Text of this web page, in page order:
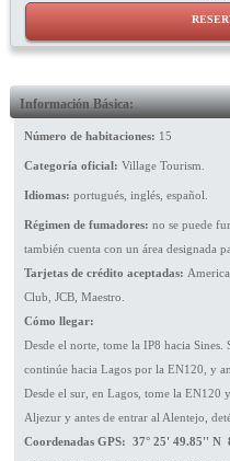
Información Básica:
Número de habitaciones: 15
Categoría oficial: Village Tourism.
Idiomas: portugués, inglés, español.
Régimen de fumadores: no se puede
también cuenta con un área designada
Tarjetas de crédito aceptadas:
Club, JCB, Maestro.
Cómo llegar:
Desde el norte, tome la IP8 hacia
continúe hacia Lagos por la EN120, y
Desde el sur, en Lagos, tome la EN120
Aljezur y antes de entrar al Alentejo,
Coordenadas GPS: 37° 25' 49.85'' N